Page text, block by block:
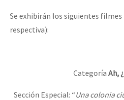
MULTIMEDIA
Audio
[25 abr – CDMX] Tokín por el CNI:
Se exhibirán los siguientes filmes
respectiva):
Categoría Ah,
Sección Especial: “Una colonia